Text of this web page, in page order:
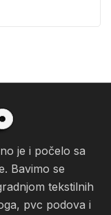
je i počelo sa
Bavimo se
tekstilnih
pvc podova i